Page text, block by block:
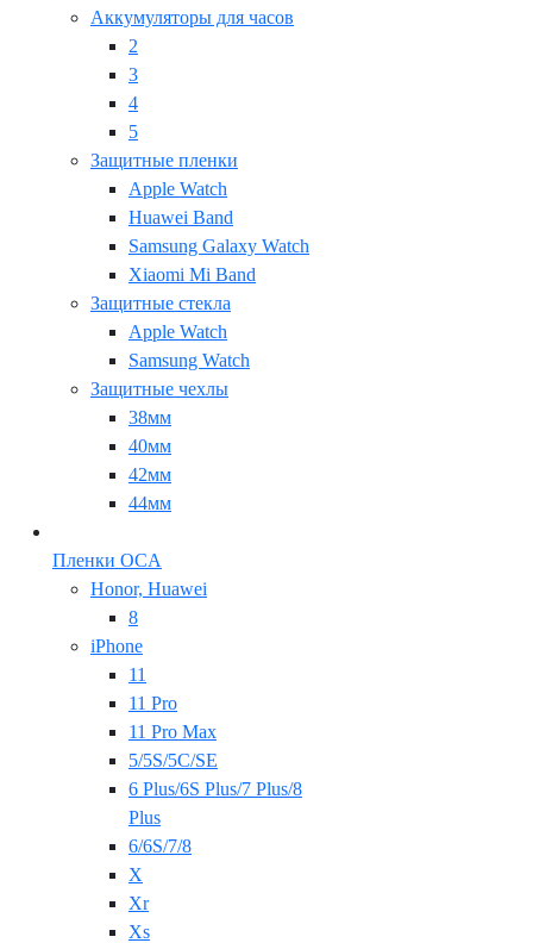
Аккумуляторы для часов
2
3
4
5
Защитные пленки
Apple Watch
Huawei Band
Samsung Galaxy Watch
Xiaomi Mi Band
Защитные стекла
Apple Watch
Samsung Watch
Защитные чехлы
38мм
40мм
42мм
44мм
Пленки OCA
Honor, Huawei
8
iPhone
11
11 Pro
11 Pro Max
5/5S/5C/SE
6 Plus/6S Plus/7 Plus/8
Plus
6/6S/7/8
X
Xr
Xs